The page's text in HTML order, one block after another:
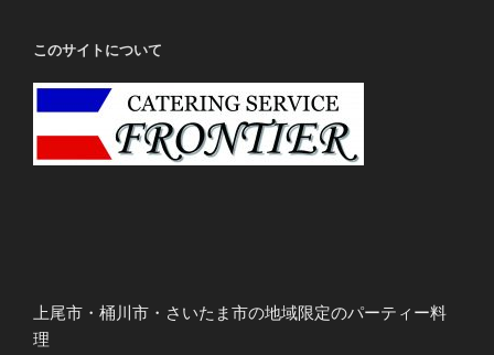
このサイトについて
上尾市・桶川市・さいたま市の地域限定のパーティー料
理